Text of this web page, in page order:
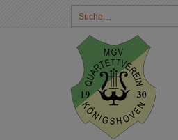
Suchbegriff
eingeben: